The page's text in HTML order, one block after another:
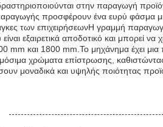
δραστηριοποιούνται στην παραγωγή
προσφέρουν ένα ευρύ φάσμα
των επιχειρήσεωνΗ γραμμή
εξαιρετικά αποδοτικό και μπορεί να
mm και 1800 mm.Το μηχάνημα έχει
χρώματα επίστρωσης, καθιστώντας
μοναδικά και υψηλής ποιότητας